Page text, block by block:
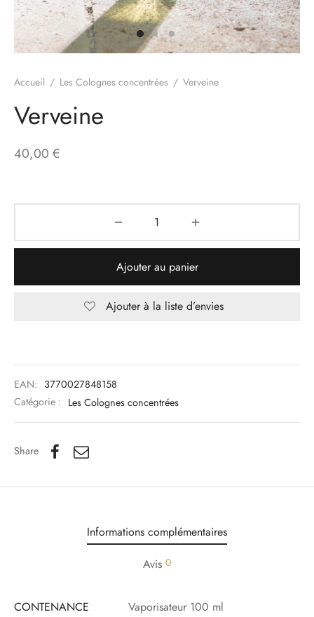
Accueil / Les Colognes concentrées / Verveine
Verveine
40,00 €
Ajouter au panier
Ajouter à la liste d’envies
EAN: 3770027848158
Catégorie : Les Colognes concentrées
Share
Informations complémentaires
Avis 0
CONTENANCE
Vaporisateur 100 ml
maison